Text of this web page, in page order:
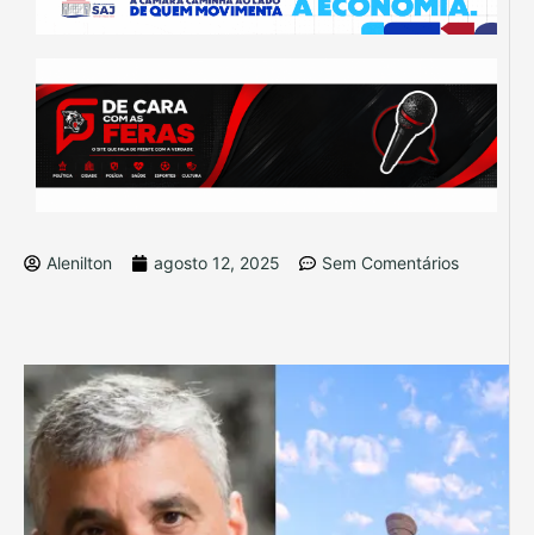
Alenilton agosto 12, 2025 Sem Comentários